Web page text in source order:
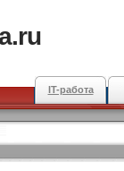
IT-работа